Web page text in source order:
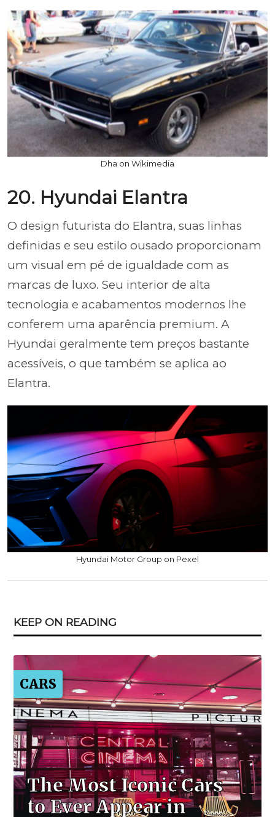
Dha on Wikimedia
20. Hyundai Elantra
O design futurista do Elantra, suas linhas
definidas e seu estilo ousado proporcionam
um visual em pé de igualdade com as
marcas de luxo. Seu interior de alta
tecnologia e acabamentos modernos lhe
conferem uma aparência premium. A
Hyundai geralmente tem preços bastante
acessíveis, o que também se aplica ao
Elantra.
Hyundai Motor Group on Pexel
KEEP ON READING
CARS
The Most Iconic Cars
to Ever Appear in